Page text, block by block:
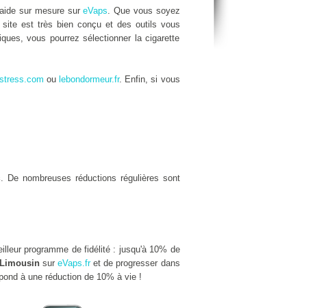
sur mesure sureVaps. Que vous soyez
est très bien conçu et des outils vous
vous pourrez sélectionner la cigarette
ou lebondormeur.fr. Enfin, si vous
nombreuses réductions régulières sont
programme de fidélité : jusqu'à 10% de
LimousinsureVaps.fret de progresser dans
à une réduction de 10% à vie !